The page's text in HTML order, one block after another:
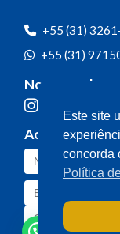
+55 (31)
+55 (31)
Nossas redes
Acompanhe o
Este site
concorda
Política